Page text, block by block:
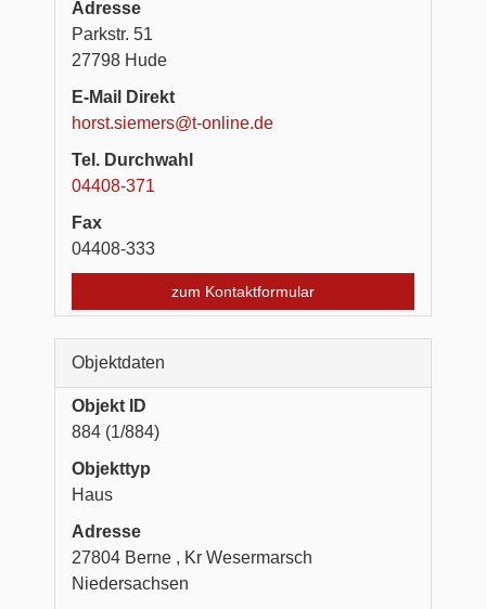
Adresse
Parkstr. 51
27798 Hude
E-Mail Direkt
horst.siemers@t-online.de
Tel. Durchwahl
04408-371
Fax
04408-333
zum Kontaktformular
Objektdaten
Objekt ID
884 (1/884)
Objekttyp
Haus
Adresse
27804 Berne , Kr Wesermarsch
Niedersachsen